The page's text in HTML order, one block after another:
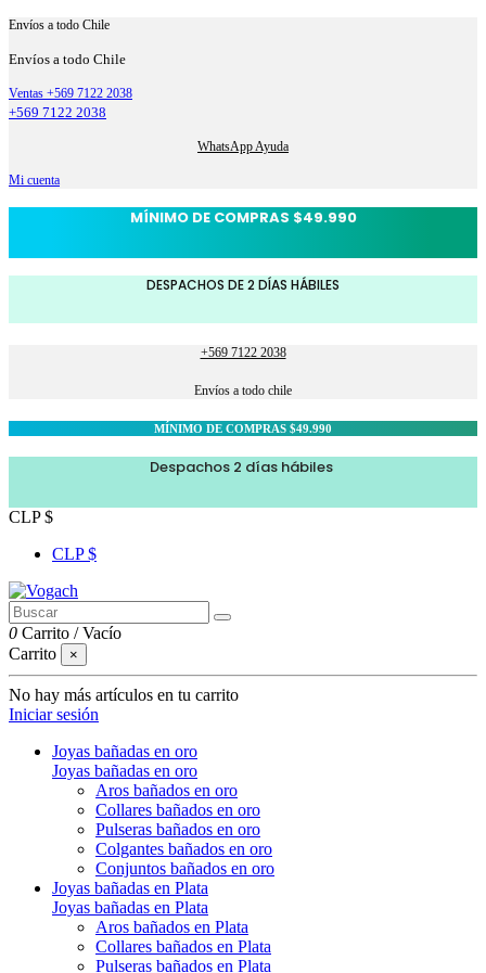
Envíos a todo Chile
Envíos a todo Chile
Ventas +569 7122 2038
+569 7122 2038
WhatsApp Ayuda
Mi cuenta
MÍNIMO DE COMPRAS $49.990
DESPACHOS DE 2 DÍAS HÁBILES
+569 7122 2038
Envíos a todo chile
MÍNIMO DE COMPRAS $49.990
Despachos 2 días hábiles
CLP $
CLP $
0 Carrito /Vacío
Carrito
×
No hay más artículos en tu carrito
Iniciar sesión
Joyas bañadas en oro
Joyas bañadas en oro
Aros bañados en oro
Collares bañados en oro
Pulseras bañados en oro
Colgantes bañados en oro
Conjuntos bañados en oro
Joyas bañadas en Plata
Joyas bañadas en Plata
Aros bañados en Plata
Collares bañados en Plata
Pulseras bañados en Plata